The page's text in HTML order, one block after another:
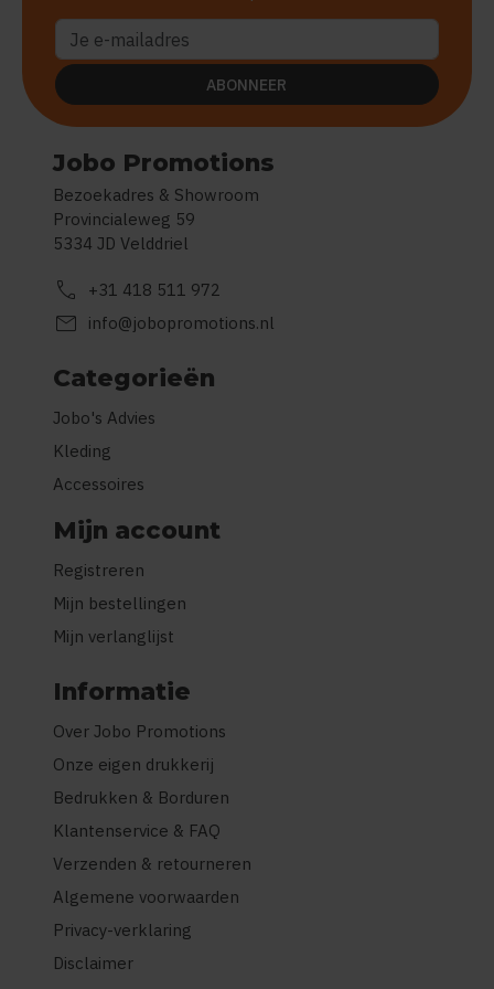
Jobo Promotions
Bezoekadres & Showroom
Provincialeweg 59
5334 JD Velddriel
call +31 418 511 972
mail info@jobopromotions.nl
Categorieën
Jobo's Advies
Kleding
Accessoires
Mijn account
Registreren
Mijn bestellingen
Mijn verlanglijst
Informatie
Over Jobo Promotions
Onze eigen drukkerij
Bedrukken & Borduren
Klantenservice & FAQ
Verzenden & retourneren
Algemene voorwaarden
Privacy-verklaring
Disclaimer
ABONNEER